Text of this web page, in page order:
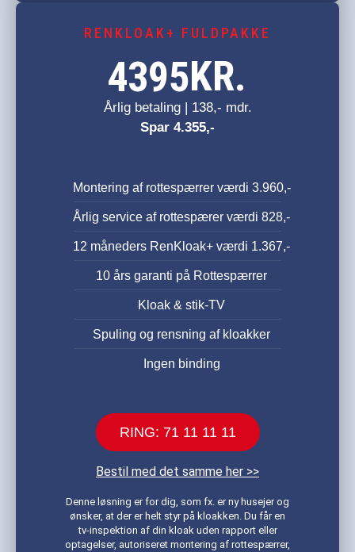
RENKLOAK+ FULDPAKKE
4395KR.
Årlig betaling | 138,- mdr.
Spar 4.355,-
Montering af rottespærrer værdi 3.960,-
Årlig service af rottespærer værdi 828,-
12 måneders RenKloak+ værdi 1.367,-
10 års garanti på Rottespærrer
Kloak & stik-TV
Spuling og rensning af kloakker
Ingen binding
RING: 71 11 11 11
Bestil med det samme her >>
Denne løsning er for dig, som fx. er ny husejer og
ønsker, at der er helt styr på kloakken. Du får en
tv-inspektion af din kloak uden rapport eller
optagelser, autoriseret montering af rottespærrer,